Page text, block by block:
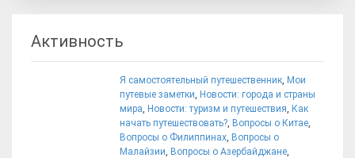
Активность
Я самостоятельный путешественник, Мои
путевые заметки, Новости: города и страны
мира, Новости: туризм и путешествия, Как
начать путешествовать?, Вопросы о Китае,
Вопросы о Филиппинах, Вопросы о
Малайзии, Вопросы о Азербайджане,